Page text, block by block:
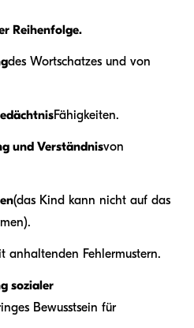
Reihenfolge.
des Wortschatzes und von
Fähigkeiten.
und Verständnisvon
(das Kind kann nicht auf das
anhaltenden Fehlermustern.
sozialer
Bewusstsein für